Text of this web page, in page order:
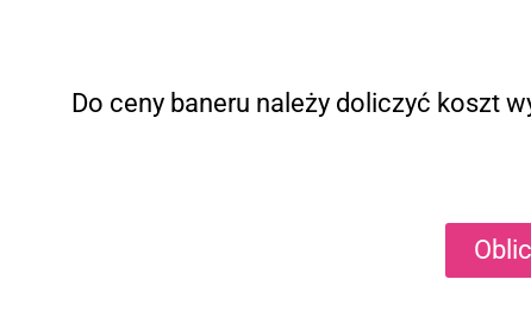
Do ceny baneru należy doliczyć koszt